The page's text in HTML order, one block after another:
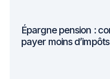
Épargne pension :
payer moins d’impôts